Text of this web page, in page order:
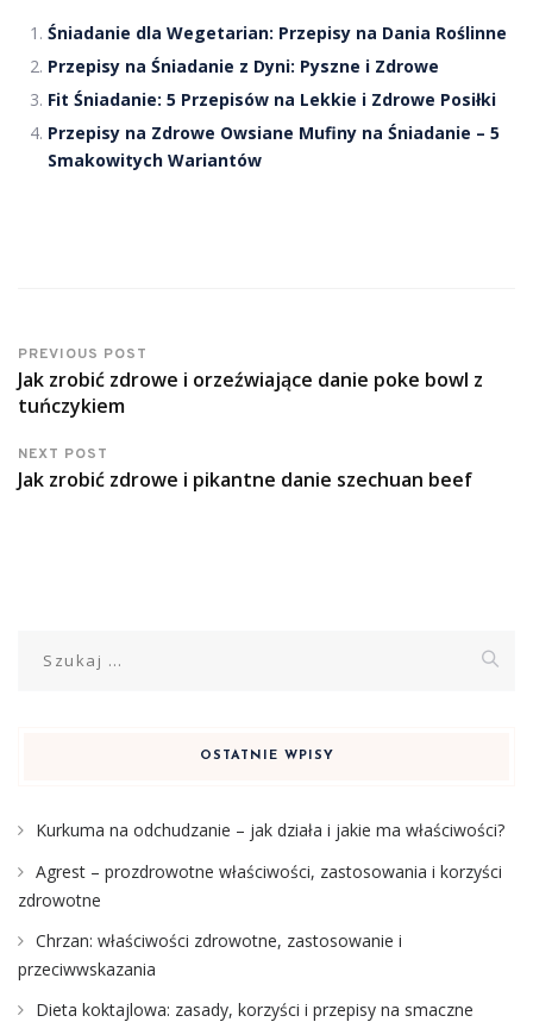
Śniadanie dla Wegetarian: Przepisy na Dania Roślinne
Przepisy na Śniadanie z Dyni: Pyszne i Zdrowe
Fit Śniadanie: 5 Przepisów na Lekkie i Zdrowe Posiłki
Przepisy na Zdrowe Owsiane Mufiny na Śniadanie – 5
Smakowitych Wariantów
PREVIOUS POST
Jak zrobić zdrowe i orzeźwiające danie poke bowl z
tuńczykiem
NEXT POST
Jak zrobić zdrowe i pikantne danie szechuan beef
OSTATNIE WPISY
Kurkuma na odchudzanie – jak działa i jakie ma właściwości?
Agrest – prozdrowotne właściwości, zastosowania i korzyści
zdrowotne
Chrzan: właściwości zdrowotne, zastosowanie i
przeciwwskazania
Dieta koktajlowa: zasady, korzyści i przepisy na smaczne